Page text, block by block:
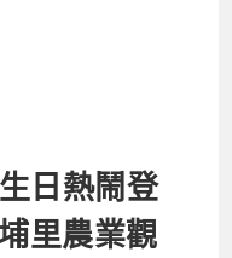
日熱鬧登
里農業觀